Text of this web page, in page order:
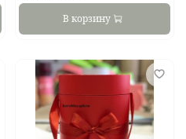
В корзину